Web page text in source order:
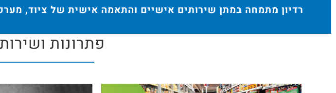
רדיון מתמחה במתן שירותים אישיים והתאמה אישית של ציוד,
פתרונות